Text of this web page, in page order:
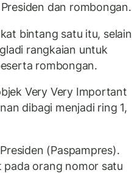
dan rombongan.
bintang satu itu, selain
rangkaian untuk
rombongan.
Very Very Important
dibagi menjadi ring 1,
(Paspampres).
pada orang nomor satu